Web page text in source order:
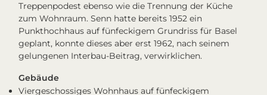
Treppenpodest ebenso wie die Trennung der Küche
zum Wohnraum. Senn hatte bereits 1952 ein
Punkthochhaus auf fünfeckigem Grundriss für Basel
geplant, konnte dieses aber erst 1962, nach seinem
gelungenen Interbau-Beitrag, verwirklichen.
Gebäude
Viergeschossiges Wohnhaus auf fünfeckigem